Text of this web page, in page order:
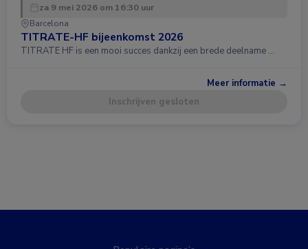
za 9 mei 2026 om 16:30 uur
Barcelona
TITRATE-HF bijeenkomst 2026
TITRATE HF is een mooi succes dankzij een brede deelname …
Meer informatie →
Inschrijven gesloten